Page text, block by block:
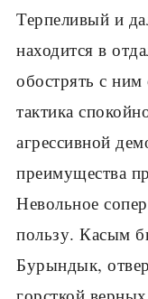
Терпеливый и
находится в
обострять с
тактика
агрессивной
преимущества
Невольное
пользу. Касым
Бурындык,